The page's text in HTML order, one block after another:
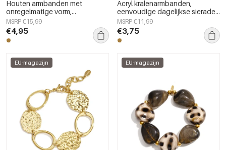
Houten armbanden met
onregelmatige vorm,
eenvoudige, alledaagse serie,
damessieraden
MSRP €15,99
€4,95
Acryl kralenarmbanden,
eenvoudige dagelijkse sieraden
uit de Simple Series voor dames.
MSRP €11,99
€3,75
EU-magazijn EU-magazijn